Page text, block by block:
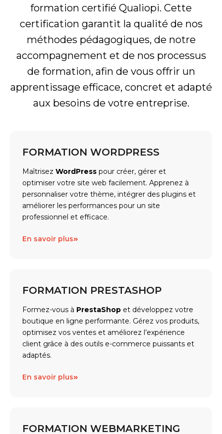
formation certifié Qualiopi. Cette
certification garantit la qualité de nos
méthodes pédagogiques, de notre
accompagnement et de nos processus
de formation, afin de vous offrir un
apprentissage efficace, concret et adapté
aux besoins de votre entreprise.
FORMATION WORDPRESS
Maîtrisez WordPress pour créer, gérer et
optimiser votre site web facilement. Apprenez à
personnaliser votre thème, intégrer des plugins et
améliorer les performances pour un site
professionnel et efficace.
En savoir plus»
FORMATION PRESTASHOP
Formez-vous à PrestaShop et développez votre
boutique en ligne performante. Gérez vos produits,
optimisez vos ventes et améliorez l’expérience
client grâce à des outils e-commerce puissants et
adaptés.
En savoir plus»
FORMATION WEBMARKETING